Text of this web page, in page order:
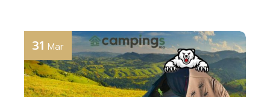
31 Mar